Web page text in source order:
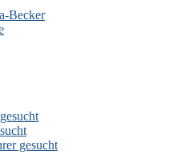
Becker
gesucht